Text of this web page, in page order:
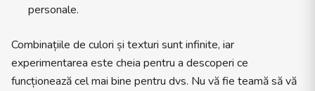
personale.
Combinațiile de culori și texturi sunt infinite, iar
experimentarea este cheia pentru a descoperi ce
funcționează cel mai bine pentru dvs. Nu vă fie teamă să vă